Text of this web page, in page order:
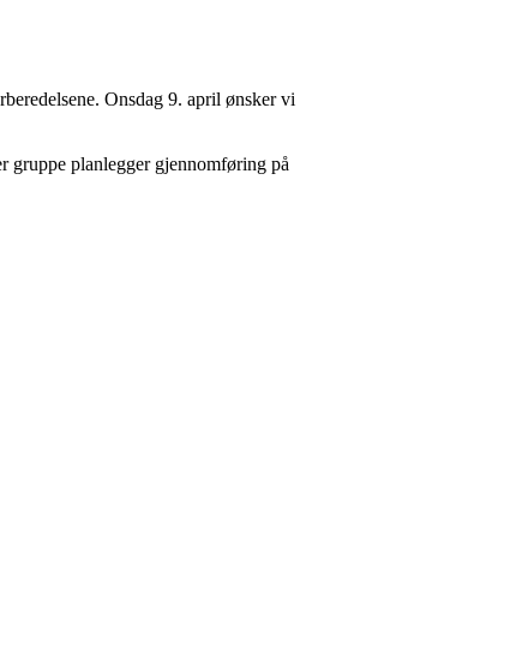
Onsdag 9. april ønsker vi
gruppe planlegger gjennomføring på